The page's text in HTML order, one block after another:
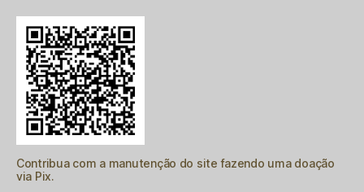
Contribua com a manutenção do site fazendo uma doação
via Pix.